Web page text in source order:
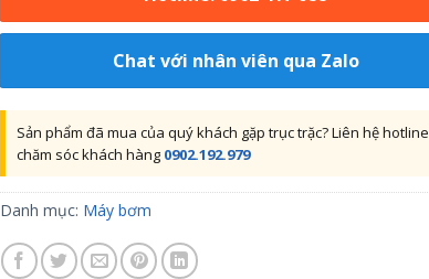
Chat với nhân viên qua Zalo
Sản phẩm đã mua của quý khách gặp trục trặc? Liên hệ hotline
chăm sóc khách hàng 0902.192.979
Danh mục: Máy bơm